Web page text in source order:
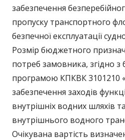
забезпечення
пропуску транспортного
безпечної експлуатації
Розмір бюджетного
потреб замовника, згідно
програмою КПКВК 3101210
забезпечення заходів
внутрішніх водних шляхів
внутрішнього водного
Очікувана вартість